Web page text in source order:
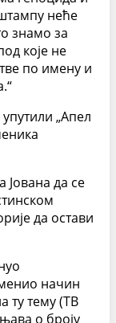
неће
знамо за
које не
по имену и
„Апел
Јована да се
да остави
начин
ту тему (ТВ
о броју